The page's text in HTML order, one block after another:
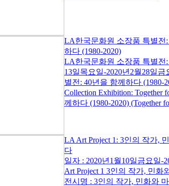
LA한국문화원 소장품 특별전:
하다 (1980-2020)
LA한국문화원 소장품 특별전:
13일목요일-2020년2월28일
별전: 40년을 함께하다 (1980-
Collection Exhibition: Together
께하다 (1980-2020) (Together
LA Art Project 1: 3인의 작가,
다
일자 : 2020년1월10일금요일-
Art Project 1 3인의 작가, 민화
전시명 : 3인의 작가, 민화와